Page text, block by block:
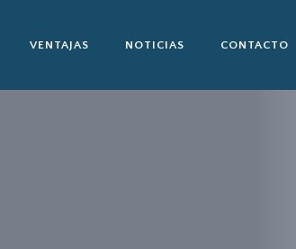
VENTAJAS NOTICIAS CONTACTO